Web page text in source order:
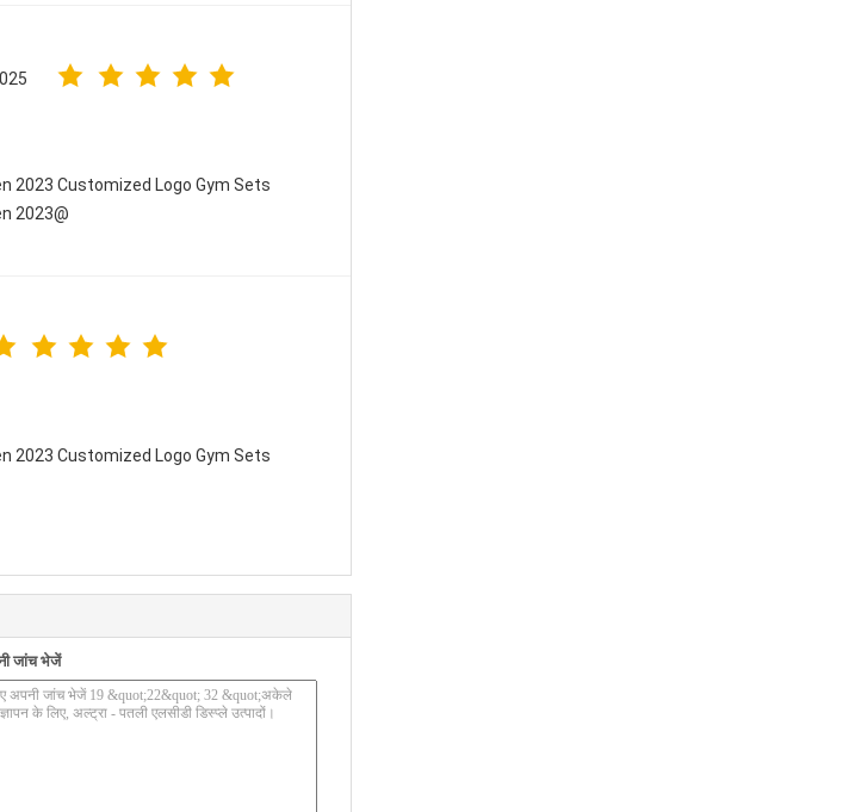
2023 Customized Logo Gym Sets
2023@
2023 Customized Logo Gym Sets
जांच भेजें